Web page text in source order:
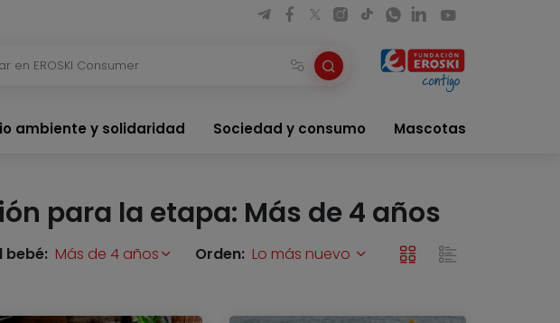
ambiente y solidaridad Sociedad y consumo Mascotas
para la etapa: Más de 4 años
bebé: Más de 4 años Orden: Lo más nuevo